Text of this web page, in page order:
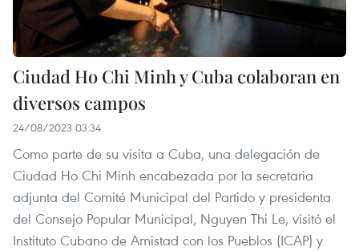
Ciudad Ho Chi Minh y Cuba colaboran en
diversos campos
24/08/2023 03:34
Como parte de su visita a Cuba, una delegación de
Ciudad Ho Chi Minh encabezada por la secretaria
adjunta del Comité Municipal del Partido y presidenta
del Consejo Popular Municipal, Nguyen Thi Le, visitó el
Instituto Cubano de Amistad con los Pueblos (ICAP) y